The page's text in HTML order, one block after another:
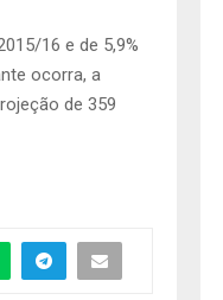
16 e de 5,9%
ocorra, a
de 359